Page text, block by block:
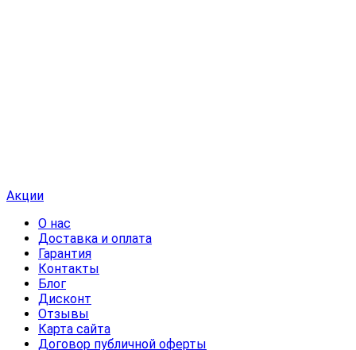
Акции
О нас
Доставка и оплата
Гарантия
Контакты
Блог
Дисконт
Отзывы
Карта сайта
Договор публичной оферты